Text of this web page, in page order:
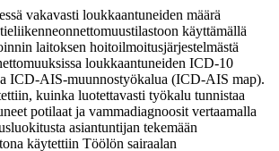
vakavasti loukkaantuneiden määrä
käyttämällä
laitoksen hoitoilmoitusjärjestelmästä
loukkaantuneiden ICD-10
ICD-AIS-muunnostyökalua (ICD-AIS map).
kuinka luotettavasti työkalu tunnistaa
potilaat ja vammadiagnoosit vertaamalla
asiantuntijan tekemään
käytettiin Töölön sairaalan